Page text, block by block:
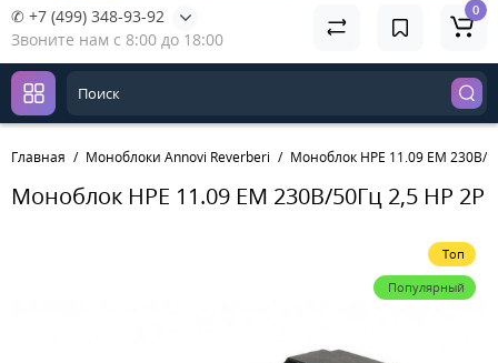
✆ +7 (499) 348-93-92
Звоните нам с 8:00 до 18:00
0
Главная Моноблоки Annovi Reverberi Моноблок HPE 11.09 EM 230В/
Моноблок HPE 11.09 EM 230В/50Гц 2,5 HP 2P
Топ
Популярный